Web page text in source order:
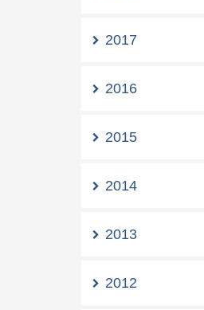
2017
2016
2015
2014
2013
2012